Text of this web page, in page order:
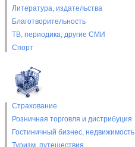
Литература, издательства
Благотворительность
ТВ, периодика, другие СМИ
Спорт
Страхование
Розничная торговля и дистрибуция
Гостиничный бизнес, недвижимость
Туризм, путешествия